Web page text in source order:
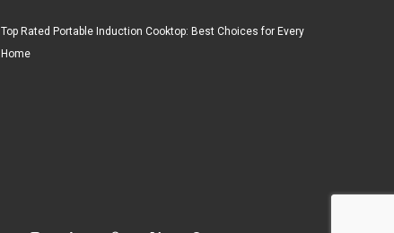
Top Rated Portable Induction Cooktop: Best Choices for Every
Home